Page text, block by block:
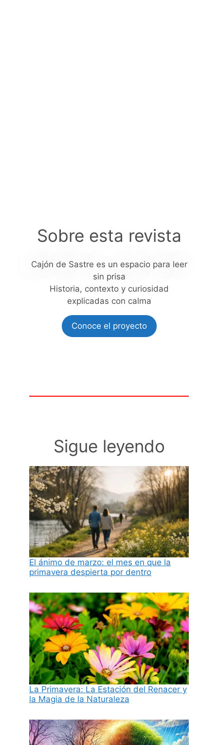
Sobre esta revista
Cajón de Sastre es un espacio para leer
sin prisa
Historia, contexto y curiosidad
explicadas con calma
Conoce el proyecto
Sigue leyendo
El ánimo de marzo: el mes en que la
primavera despierta por dentro
La Primavera: La Estación del Renacer y
la Magia de la Naturaleza